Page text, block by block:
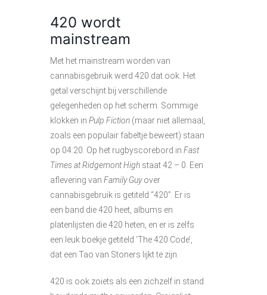
420 wordt
mainstream
Met het mainstream worden van
cannabisgebruik werd 420 dat ook. Het
getal verschijnt bij verschillende
gelegenheden op het scherm. Sommige
klokken in Pulp Fiction (maar niet allemaal,
zoals een populair fabeltje beweert) staan
op 04:20. Op het rugbyscorebord in Fast
Times at Ridgemont High staat 42 – 0. Een
aflevering van Family Guyover
cannabisgebruik is getiteld “420”. Er is
een band die 420 heet, albums en
platenlijsten die 420 heten, en er is zelfs
een leuk boekje getiteld ‘The 420 Code’,
dat een Tao van Stoners lijkt te zijn.
420 is ook zoiets als een zichzelf in stand